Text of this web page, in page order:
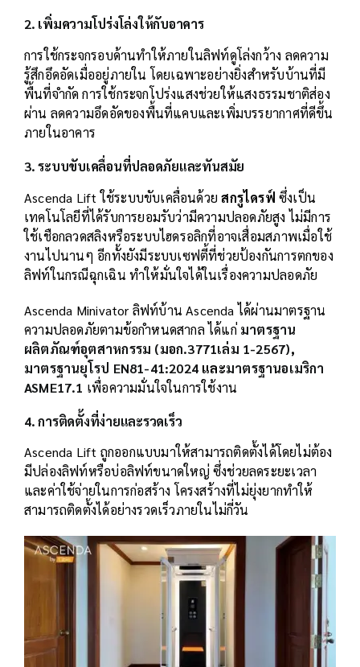
2. เพิ่มความโปร่งโล่งให้กับอาคาร
การใช้กระจกรอบด้านทำให้ภายในลิฟท์ดูโล่งกว้าง ลดความ
รู้สึกอึดอัดเมื่ออยู่ภายใน โดยเฉพาะอย่างยิ่งสำหรับบ้านที่มี
พื้นที่จำกัด การใช้กระจกโปร่งแสงช่วยให้แสงธรรมชาติส่อง
ผ่าน ลดความอึดอัดของพื้นที่แคบและเพิ่มบรรยากาศที่ดีขึ้น
ภายในอาคาร
3. ระบบขับเคลื่อนที่ปลอดภัยและทันสมัย
Ascenda Lift ใช้ระบบขับเคลื่อนด้วยสกรูไดรฟ์ ซึ่งเป็น
เทคโนโลยีที่ได้รับการยอมรับว่ามีความปลอดภัยสูง ไม่มีการ
ใช้เชือกลวดสลิงหรือระบบไฮดรอลิกที่อาจเสื่อมสภาพเมื่อใช้
งานไปนานๆ อีกทั้งยังมีระบบเซฟตี้ที่ช่วยป้องกันการตกของ
ลิฟท์ในกรณีฉุกเฉิน ทำให้มั่นใจได้ในเรื่องความปลอดภัย
Ascenda Minivator ลิฟท์บ้าน Ascenda ได้ผ่านมาตรฐาน
ความปลอดภัยตามข้อกำหนดสากล ได้แก่ มาตรฐาน
ผลิตภัณฑ์อุตสาหกรรม (มอก.3771เล่ม 1-2567),
มาตรฐานยุโรป EN81-41:2024 และมาตรฐานอเมริกา
ASME17.1 เพื่อความมั่นใจในการใช้งาน
4. การติดตั้งที่ง่ายและรวดเร็ว
Ascenda Lift ถูกออกแบบมาให้สามารถติดตั้งได้โดยไม่ต้อง
มีปล่องลิฟท์หรือบ่อลิฟท์ขนาดใหญ่ ซึ่งช่วยลดระยะเวลา
และค่าใช้จ่ายในการก่อสร้าง โครงสร้างที่ไม่ยุ่งยากทำให้
สามารถติดตั้งได้อย่างรวดเร็วภายในไม่กี่วัน